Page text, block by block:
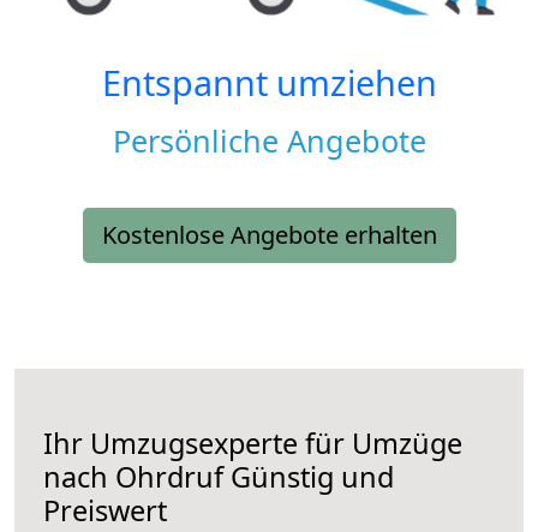
Entspannt umziehen
Persönliche Angebote
Kostenlose Angebote erhalten
Ihr Umzugsexperte für Umzüge
nach OhrdrufGünstig und
Preiswert